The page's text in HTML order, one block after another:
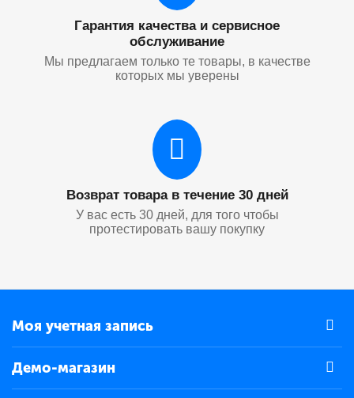
Гарантия качества и сервисное
обслуживание
Мы предлагаем только те товары, в качестве
которых мы уверены
Возврат товара в течение 30 дней
У вас есть 30 дней, для того чтобы
протестировать вашу покупку
Моя учетная запись
Демо-магазин